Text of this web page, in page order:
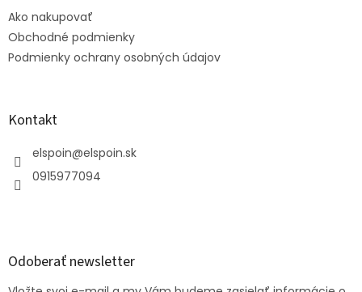
Ako nakupovať
Obchodné podmienky
Podmienky ochrany osobných údajov
Kontakt
elspoin@elspoin.sk
0915977094
Odoberať newsletter